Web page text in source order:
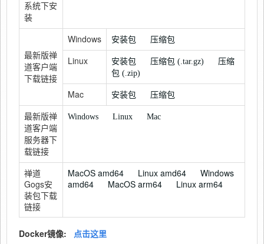
系统下安
装
最新版禅
道客户端
下载链接
Windows 安装包 压缩包
Linux 安装包 压缩包 (.tar.gz)
压缩
包 (.zip)
Mac 安装包 压缩包
最新版禅
道客户端
服务器下
载链接
Windows Linux Mac
禅道
Gogs安
装包下载
链接
MacOS amd64 Linux amd64
Windows
amd64
MacOS arm64 Linux arm64
Docker镜像: 点击这里